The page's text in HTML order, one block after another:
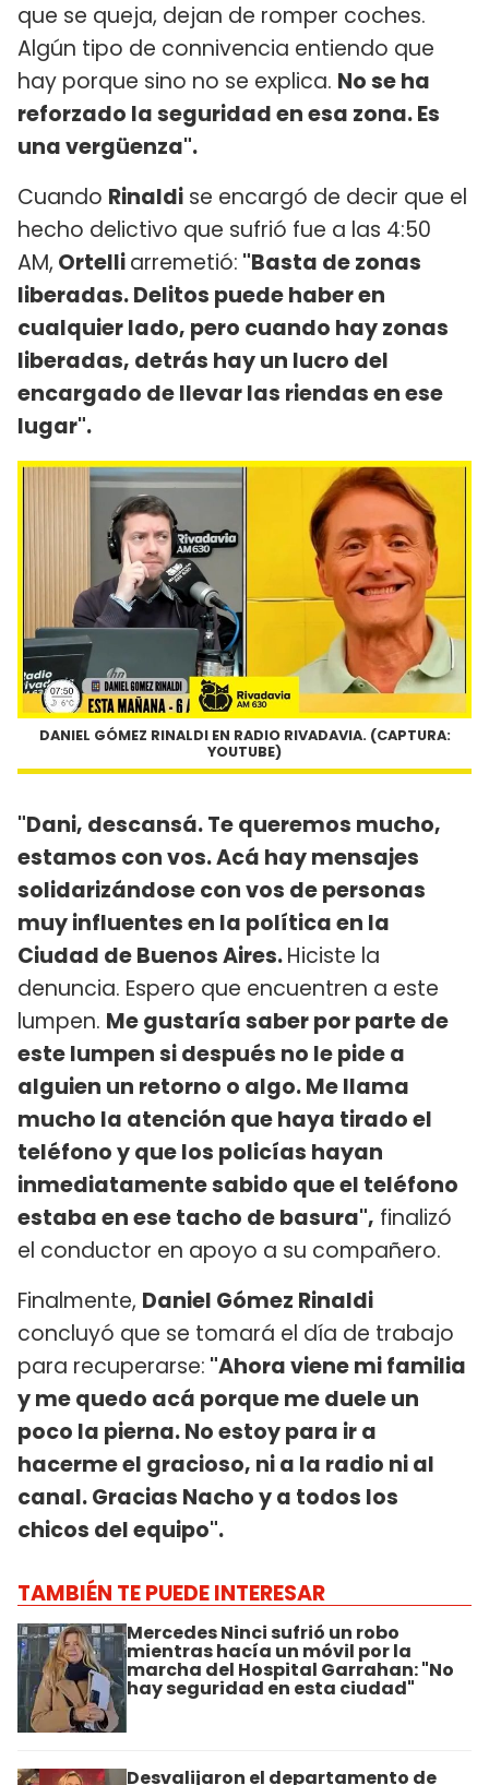
que se queja, dejan de romper coches.
Algún tipo de connivencia entiendo que
hay porque sino no se explica. No se ha
reforzado la seguridad en esa zona. Es
una vergüenza".
Cuando Rinaldi se encargó de decir que el
hecho delictivo que sufrió fue a las 4:50
AM, Ortelliarremetió: "Basta de zonas
liberadas. Delitos puede haber en
cualquier lado, pero cuando hay zonas
liberadas, detrás hay un lucro del
encargado de llevar las riendas en ese
lugar".
DANIEL GÓMEZ RINALDI EN RADIO RIVADAVIA. (CAPTURA:
YOUTUBE)
"Dani, descansá. Te queremos mucho,
estamos con vos. Acá hay mensajes
solidarizándose con vos de personas
muy influentes en la política en la
Ciudad de Buenos Aires.Hiciste la
denuncia. Espero que encuentren a este
lumpen. Me gustaría saber por parte de
este lumpen si después no le pide a
alguien un retorno o algo. Me llama
mucho la atención que haya tirado el
teléfono y que los policías hayan
inmediatamente sabido que el teléfono
estaba en ese tacho de basura", finalizó
el conductor en apoyo a su compañero.
Finalmente, Daniel Gómez Rinaldi
concluyó que se tomará el día de trabajo
para recuperarse: "Ahora viene mi familia
y me quedo acá porque me duele un
poco la pierna. No estoy para ir a
hacerme el gracioso, ni a la radio ni al
canal. Gracias Nacho y a todos los
chicos del equipo".
TAMBIÉN TE PUEDE INTERESAR
Mercedes Ninci sufrió un robo
mientras hacía un móvil por la
marcha del Hospital Garrahan: "No
hay seguridad en esta ciudad"
Desvalijaron el departamento de